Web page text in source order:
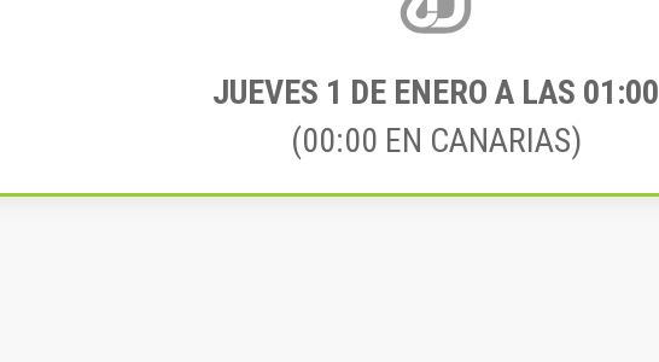
JUEVES 1 DE ENERO A LAS 01:00
(00:00 EN CANARIAS)